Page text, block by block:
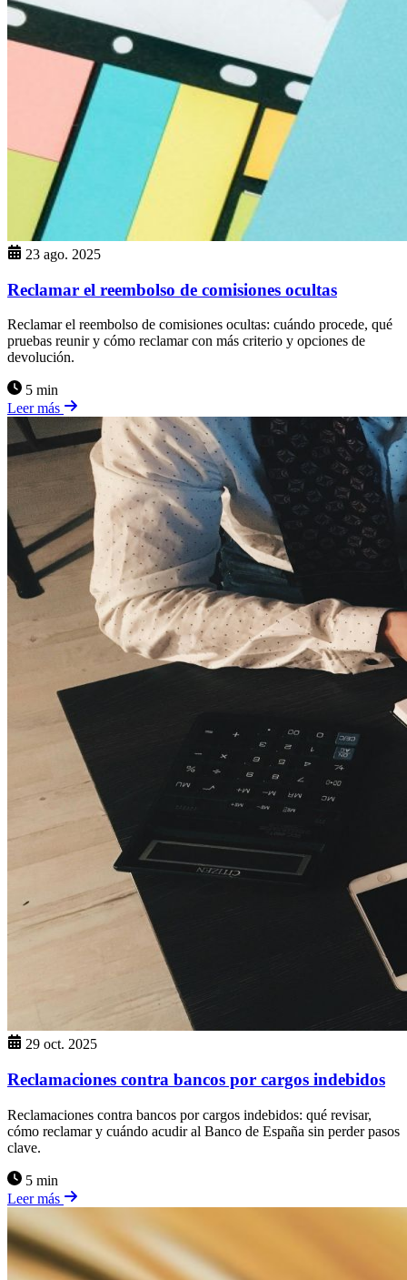
23 ago. 2025
Reclamar el reembolso de comisiones ocultas
Reclamar el reembolso de comisiones ocultas: cuándo procede, qué
pruebas reunir y cómo reclamar con más criterio y opciones de
devolución.
5 min
Leer más
29 oct. 2025
Reclamaciones contra bancos por cargos indebidos
Reclamaciones contra bancos por cargos indebidos: qué revisar,
cómo reclamar y cuándo acudir al Banco de España sin perder pasos
clave.
5 min
Leer más